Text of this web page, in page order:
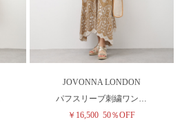
JOVONNA LONDON
パフスリーブ刺繍ワン…
￥16,500 50％OFF